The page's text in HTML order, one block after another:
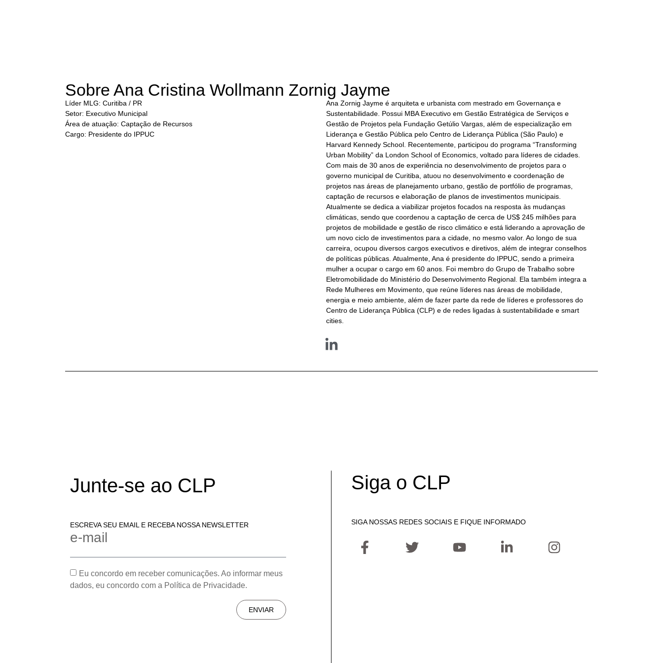
Sobre Ana Cristina Wollmann Zornig Jayme
Líder MLG: Curitiba / PR
Setor: Executivo Municipal
Área de atuação: Captação de Recursos
Cargo: Presidente do IPPUC
Ana Zornig Jayme é arquiteta e urbanista com mestrado em Governança e
Sustentabilidade. Possui MBA Executivo em Gestão Estratégica de Serviços e
Gestão de Projetos pela Fundação Getúlio Vargas, além de especialização em
Liderança e Gestão Pública pelo Centro de Liderança Pública (São Paulo) e
Harvard Kennedy School. Recentemente, participou do programa “Transforming
Urban Mobility” da London School of Economics, voltado para líderes de cidades.
Com mais de 30 anos de experiência no desenvolvimento de projetos para o
governo municipal de Curitiba, atuou no desenvolvimento e coordenação de
projetos nas áreas de planejamento urbano, gestão de portfólio de programas,
captação de recursos e elaboração de planos de investimentos municipais.
Atualmente se dedica a viabilizar projetos focados na resposta às mudanças
climáticas, sendo que coordenou a captação de cerca de US$ 245 milhões para
projetos de mobilidade e gestão de risco climático e está liderando a aprovação de
um novo ciclo de investimentos para a cidade, no mesmo valor. Ao longo de sua
carreira, ocupou diversos cargos executivos e diretivos, além de integrar conselhos
de políticas públicas. Atualmente, Ana é presidente do IPPUC, sendo a primeira
mulher a ocupar o cargo em 60 anos. Foi membro do Grupo de Trabalho sobre
Eletromobilidade do Ministério do Desenvolvimento Regional. Ela também integra a
Rede Mulheres em Movimento, que reúne líderes nas áreas de mobilidade,
energia e meio ambiente, além de fazer parte da rede de líderes e professores do
Centro de Liderança Pública (CLP) e de redes ligadas à sustentabilidade e smart
cities.
Junte-se ao CLP
ESCREVA SEU EMAIL E RECEBA NOSSA NEWSLETTER
e-mail
Eu concordo em receber comunicações. Ao informar meus
dados, eu concordo com a Política de Privacidade.
ENVIAR
Siga o CLP
SIGA NOSSAS REDES SOCIAIS E FIQUE INFORMADO